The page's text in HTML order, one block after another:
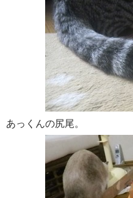
あっくんの尻尾。